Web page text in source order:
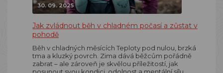
30. 09. 2025
Jak zvládnout běh v chladném počasí a zůstat v
pohodě
Běh v chladných měsících Teploty pod nulou, brzká
tma a kluzký povrch. Zima dává běžcům pořádně
zabrat – ale zároveň je skvělou příležitostí, jak